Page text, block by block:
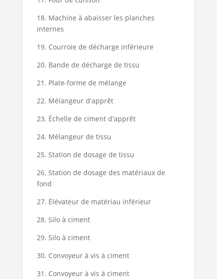
18. Machine à abaisser les planches
internes
19. Courroie de décharge inférieure
20. Bande de décharge de tissu
21. Plate-forme de mélange
22. Mélangeur d'apprêt
23. Échelle de ciment d'apprêt
24. Mélangeur de tissu
25. Station de dosage de tissu
26. Station de dosage des matériaux de
fond
27. Élévateur de matériau inférieur
28. Silo à ciment
29. Silo à ciment
30. Convoyeur à vis à ciment
31. Convoyeur à vis à ciment